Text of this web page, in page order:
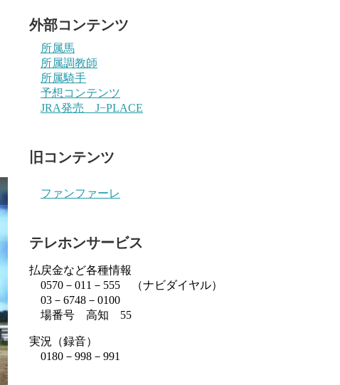
外部コンテンツ
所属馬
所属調教師
所属騎手
予想コンテンツ
JRA発売 J−PLACE
旧コンテンツ
ファンファーレ
テレホンサービス
払戻金など各種情報
0570－011－555 （ナビダイヤル）
03－6748－0100
場番号 高知 55
実況（録音）
0180－998－991